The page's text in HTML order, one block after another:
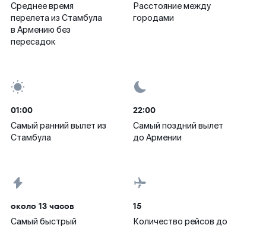
Среднее время
перелета из Стамбула
в Армению без
пересадок
Расстояние между
городами
01:00
Самый ранний вылет из
Стамбула
22:00
Самый поздний вылет
до Армении
около 13 часов
Самый быстрый
15
Количество рейсов до